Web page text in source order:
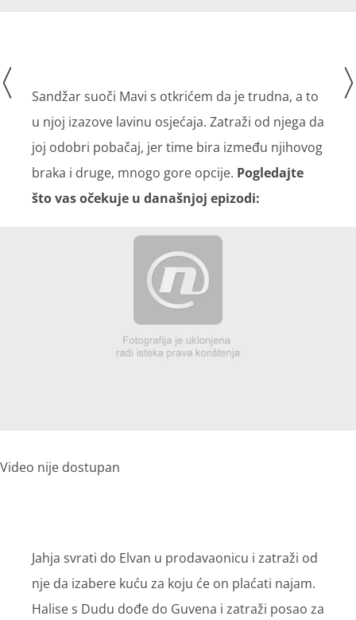
Sandžar suoči Mavi s otkrićem da je trudna, a to
u njoj izazove lavinu osjećaja. Zatraži od njega da
joj odobri pobačaj, jer time bira između njihovog
braka i druge, mnogo gore opcije. Pogledajte
što vas očekuje u današnjoj epizodi:
Video nije dostupan
Jahja svrati do Elvan u prodavaonicu i zatraži od
nje da izabere kuću za koju će on plaćati najam.
Halise s Dudu dođe do Guvena i zatraži posao za